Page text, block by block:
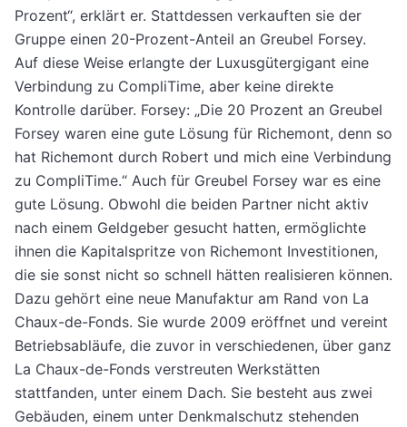
Prozent“, erklärt er. Stattdessen verkauften sie der
Gruppe einen 20-Prozent-Anteil an Greubel Forsey.
Auf diese Weise erlangte der Luxusgütergigant eine
Verbindung zu CompliTime, aber keine direkte
Kontrolle darüber. Forsey: „Die 20 Prozent an Greubel
Forsey waren eine gute Lösung für Richemont, denn so
hat Richemont durch Robert und mich eine Verbindung
zu CompliTime.“ Auch für Greubel Forsey war es eine
gute Lösung. Obwohl die beiden Partner nicht aktiv
nach einem Geldgeber gesucht hatten, ermöglichte
ihnen die Kapitalspritze von Richemont Investitionen,
die sie sonst nicht so schnell hätten realisieren können.
Dazu gehört eine neue Manufaktur am Rand von La
Chaux-de-Fonds. Sie wurde 2009 eröffnet und vereint
Betriebsabläufe, die zuvor in verschiedenen, über ganz
La Chaux-de-Fonds verstreuten Werkstätten
stattfanden, unter einem Dach. Sie besteht aus zwei
Gebäuden, einem unter Denkmalschutz stehenden